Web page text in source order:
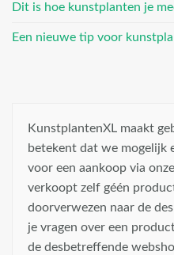
Dit is hoe kunstplanten je
Een nieuwe tip voor
KunstplantenXL maakt
betekent dat we mogelijk
voor een aankoop via
verkoopt zelf géén
doorverwezen naar de
je vragen over een
de desbetreffende